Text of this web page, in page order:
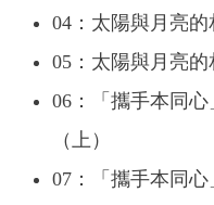
04：太陽與月亮
05：太陽與月亮
06：「攜手本同
（上）
07：「攜手本同